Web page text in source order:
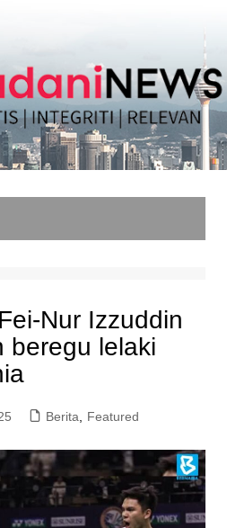
Nur Izzuddin
beregu lelaki
Berita, Featured